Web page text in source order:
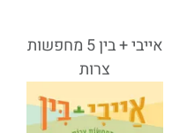
אייבי + בין 5 מחפשות
צרות